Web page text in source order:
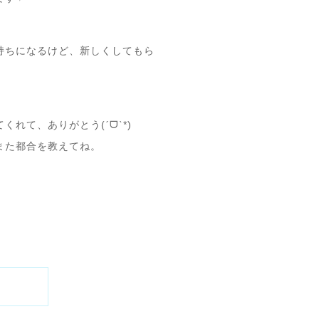
になるけど、新しくしてもら
くれて、ありがとう(ˊᗜˋ*)
都合を教えてね。